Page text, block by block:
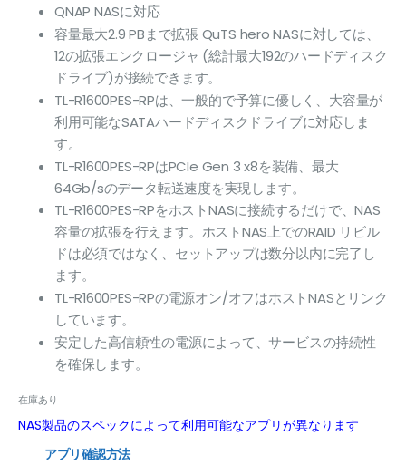
QNAP NASに対応
容量最大2.9 PBまで拡張 QuTS hero NASに対しては、
12の拡張エンクロージャ (総計最大192のハードディスク
ドライブ)が接続できます。
TL-R1600PES-RPは、一般的で予算に優しく、大容量が
利用可能なSATAハードディスクドライブに対応しま
す。
TL-R1600PES-RPはPCIe Gen 3 x8を装備、最大
64Gb/sのデータ転送速度を実現します。
TL-R1600PES-RPをホストNASに接続するだけで、NAS
容量の拡張を行えます。ホストNAS上でのRAID リビル
ドは必須ではなく、セットアップは数分以内に完了し
ます。
TL-R1600PES-RPの電源オン/オフはホストNASとリンク
しています。
安定した高信頼性の電源によって、サービスの持続性
を確保します。
在庫あり
NAS製品のスペックによって利用可能なアプリが異なります
アプリ確認方法